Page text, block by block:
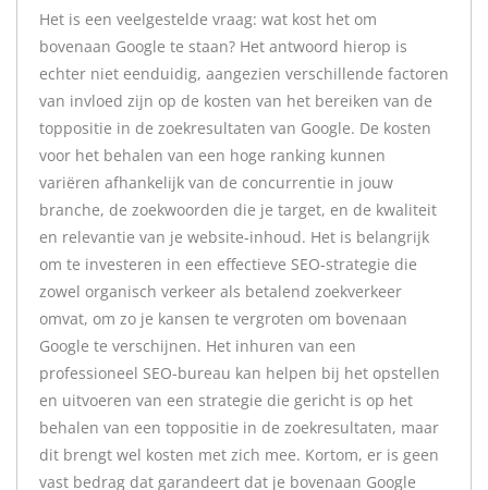
Het is een veelgestelde vraag: wat kost het om
bovenaan Google te staan? Het antwoord hierop is
echter niet eenduidig, aangezien verschillende factoren
van invloed zijn op de kosten van het bereiken van de
toppositie in de zoekresultaten van Google. De kosten
voor het behalen van een hoge ranking kunnen
variëren afhankelijk van de concurrentie in jouw
branche, de zoekwoorden die je target, en de kwaliteit
en relevantie van je website-inhoud. Het is belangrijk
om te investeren in een effectieve SEO-strategie die
zowel organisch verkeer als betalend zoekverkeer
omvat, om zo je kansen te vergroten om bovenaan
Google te verschijnen. Het inhuren van een
professioneel SEO-bureau kan helpen bij het opstellen
en uitvoeren van een strategie die gericht is op het
behalen van een toppositie in de zoekresultaten, maar
dit brengt wel kosten met zich mee. Kortom, er is geen
vast bedrag dat garandeert dat je bovenaan Google